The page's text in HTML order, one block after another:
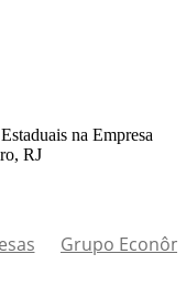
na Empresa
RJ
Grupo